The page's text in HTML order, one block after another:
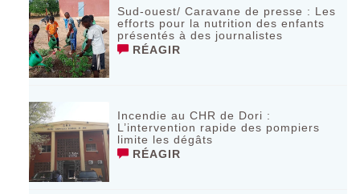
Sud-ouest/ Caravane de presse : Les
efforts pour la nutrition des enfants
présentés à des journalistes
RÉAGIR
Incendie au CHR de Dori :
L’intervention rapide des pompiers
limite les dégâts
RÉAGIR